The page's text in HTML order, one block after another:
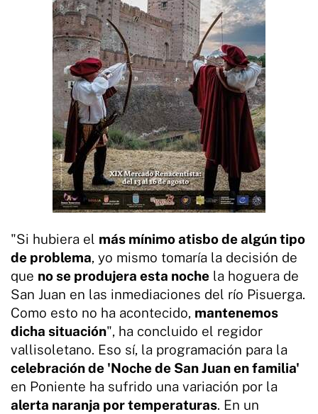
"Si hubiera el más mínimo atisbo de algún tipo
de problema, yo mismo tomaría la decisión de
que no se produjera esta noche la hoguera de
San Juan en las inmediaciones del río Pisuerga.
Como esto no ha acontecido, mantenemos
dicha situación", ha concluido el regidor
vallisoletano. Eso sí, la programación para la
celebración de 'Noche de San Juan en familia'
en Poniente ha sufrido una variación por la
alerta naranja por temperaturas. En un